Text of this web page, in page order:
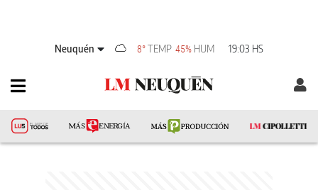
Neuquén 8°TEMP 45% HUM 19:03 HS